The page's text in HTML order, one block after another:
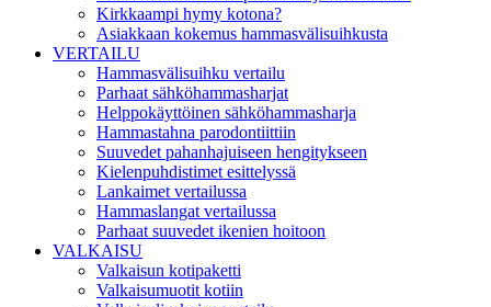
Kirkkaampi hymy kotona?
Asiakkaan kokemus hammasvälisuihkusta
VERTAILU
Hammasvälisuihku vertailu
Parhaat sähköhammasharjat
Helppokäyttöinen sähköhammasharja
Hammastahna parodontiittiin
Suuvedet pahanhajuiseen hengitykseen
Kielenpuhdistimet esittelyssä
Lankaimet vertailussa
Hammaslangat vertailussa
Parhaat suuvedet ikenien hoitoon
VALKAISU
Valkaisun kotipaketti
Valkaisumuotit kotiin